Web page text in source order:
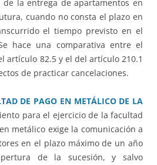
la entrega de apartamentos en
cuando no consta el plazo en
el tiempo previsto en el
hace una comparativa entre el
artículo 82.5 y el del artículo 210.1
de practicar cancelaciones.
DE PAGO EN METÁLICO DE LA
para el ejercicio de la facultad
metálico exige la comunicación a
en el plazo máximo de un año
de la sucesión, y salvo